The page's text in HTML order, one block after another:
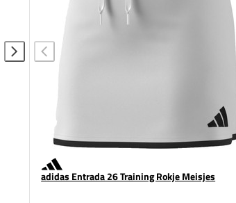
adidas Entrada 26 Training Rokje Meisjes